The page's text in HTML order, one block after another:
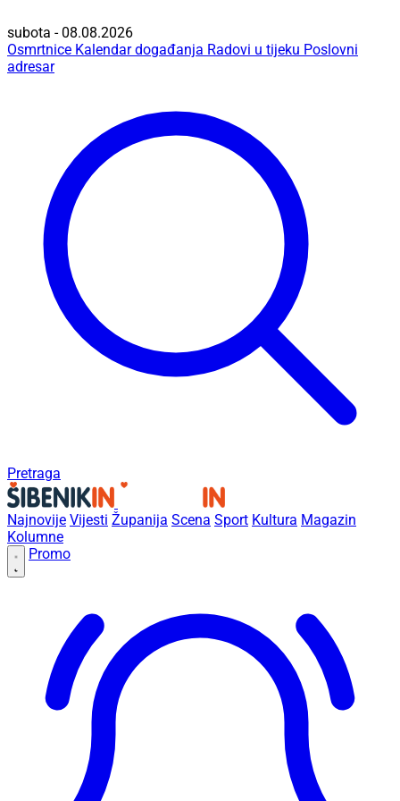
subota - 08.08.2026
Osmrtnice Kalendar događanja Radovi u tijeku Poslovni
adresar
Pretraga
Najnovije Vijesti Županija Scena Sport Kultura Magazin
Kolumne
Promo